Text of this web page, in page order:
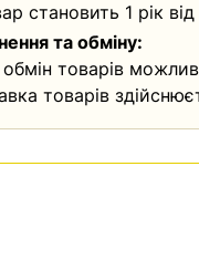
становить 1 рік
та обміну:
товарів
товарів